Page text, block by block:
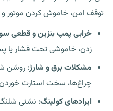
توقف امن، خاموش کردن موتور
خرابی پمپ بنزین و قطعی
زدن، خاموشی تحت فشار یا
مشکلات برق و شارژ: روشن
چراغ‌ها، سخت استارت
ایرادهای کولینگ: نشتی